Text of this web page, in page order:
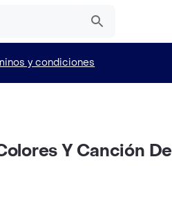
y condiciones
Y Canción